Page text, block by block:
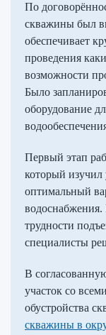
По
скважины был
обеспечивает
проведения
возможности
Было
оборудование
Первый этап
который изучил
оптимальный
водоснабжения.
трудности
специалисты
В
участок со
обустройства
скважины в